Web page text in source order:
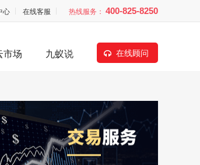
心 在线客服 热线服务： 400-825-8250
在线顾问
市场 九蚁说